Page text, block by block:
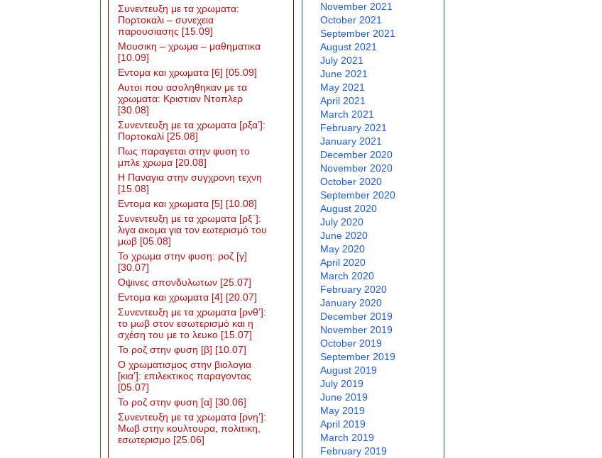
Συνεντευξη με τα χρωματα:
Πορτοκαλι – συνεχεια
παρουσιασης [15.09]
Μουσικη – χρωμα – μαθηματικα
[10.09]
Εντομα και χρωματα [6] [05.09]
Αυτοι που ασοληθηκαν με τα
χρωματα: Κριστιαν Ντοπλερ
[30.08]
Συνεντευξη με τα χρωματα [ρξα’]:
Πορτοκαλί [25.08]
Πως παραγεται στην φυση το
μπλε χρωμα [20.08]
Η Παναγια στην συγχρονη τεχνη
[15.08]
Εντομα και χρωματα [5] [10.08]
Συνεντευξη με τα χρωματα [ρξ΄]:
λιγα ακομα για τον εωτερισμό του
μωβ [05.08]
Το χρωμα στην φυση: ροζ [γ]
[30.07]
Οψινες σπονδυλωτων [25.07]
Εντομα και χρωματα [4] [20.07]
Συνεντευξη με τα χρωματα [ρνθ’]:
το μωβ στον εσωτερισμό και η
σχέση του με το λευκο [15.07]
Το ροζ στην φυση [β] [10.07]
Ο χρωματισμος στην βιολογια
[κια’]: επιλεκτικος παραγοντας
[05.07]
Το ροζ στην φυση [α] [30.06]
Συνεντευξη με τα χρωματα [ρνη’]:
Μωβ στην κουλτουρα, πολιτικη,
εσωτερισμο [25.06]
November 2021
October 2021
September 2021
August 2021
July 2021
June 2021
May 2021
April 2021
March 2021
February 2021
January 2021
December 2020
November 2020
October 2020
September 2020
August 2020
July 2020
June 2020
May 2020
April 2020
March 2020
February 2020
January 2020
December 2019
November 2019
October 2019
September 2019
August 2019
July 2019
June 2019
May 2019
April 2019
March 2019
February 2019